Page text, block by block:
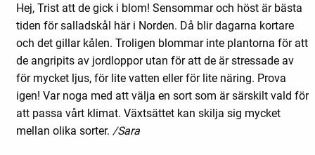
Hej, Trist att de gick i blom! Sensommar och höst är bästa
tiden för salladskål här i Norden. Då blir dagarna kortare
och det gillar kålen. Troligen blommar inte plantorna för att
de angripits av jordloppor utan för att de är stressade av
för mycket ljus, för lite vatten eller för lite näring. Prova
igen! Var noga med att välja en sort som är särskilt vald för
att passa vårt klimat. Växtsättet kan skilja sig mycket
mellan olika sorter. /Sara